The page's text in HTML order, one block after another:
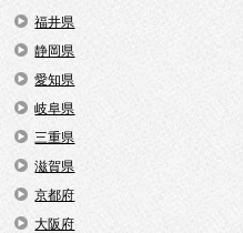
福井県
静岡県
愛知県
岐阜県
三重県
滋賀県
京都府
大阪府